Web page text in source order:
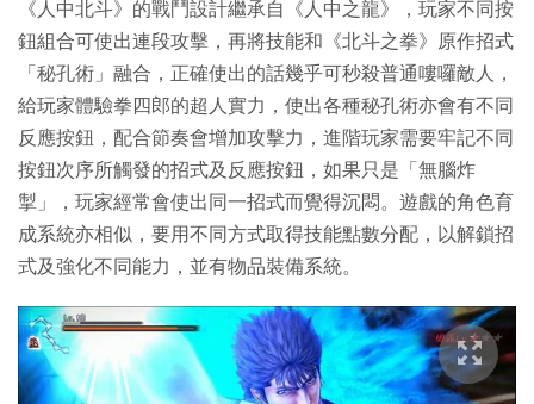
《人中北斗》的戰鬥設計繼承自《人中之龍》，玩家不同按
鈕組合可使出連段攻擊，再將技能和《北斗之拳》原作招式
「秘孔術」融合，正確使出的話幾乎可秒殺普通嘍囉敵人，
給玩家體驗拳四郎的超人實力，使出各種秘孔術亦會有不同
反應按鈕，配合節奏會增加攻擊力，進階玩家需要牢記不同
按鈕次序所觸發的招式及反應按鈕，如果只是「無腦炸
掣」，玩家經常會使出同一招式而覺得沉悶。遊戲的角色育
成系統亦相似，要用不同方式取得技能點數分配，以解鎖招
式及強化不同能力，並有物品裝備系統。